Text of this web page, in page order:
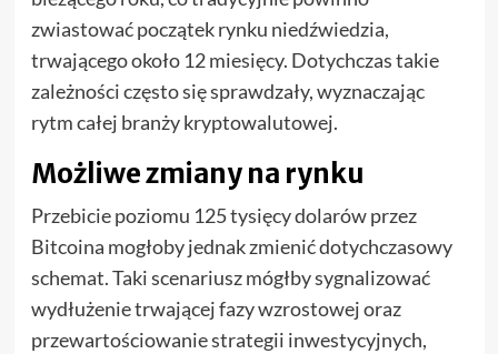
zwiastować początek rynku niedźwiedzia,
trwającego około 12 miesięcy. Dotychczas takie
zależności często się sprawdzały, wyznaczając
rytm całej branży kryptowalutowej.
Możliwe zmiany na rynku
Przebicie poziomu 125 tysięcy dolarów przez
Bitcoina mogłoby jednak zmienić dotychczasowy
schemat. Taki scenariusz mógłby sygnalizować
wydłużenie trwającej fazy wzrostowej oraz
przewartościowanie strategii inwestycyjnych,